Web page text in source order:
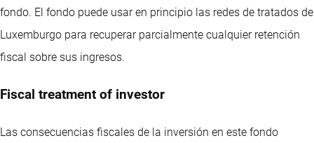
fondo. El fondo puede usar en principio las redes de tratados de
Luxemburgo para recuperar parcialmente cualquier retención
fiscal sobre sus ingresos.
Fiscal treatment of investor
Las consecuencias fiscales de la inversión en este fondo